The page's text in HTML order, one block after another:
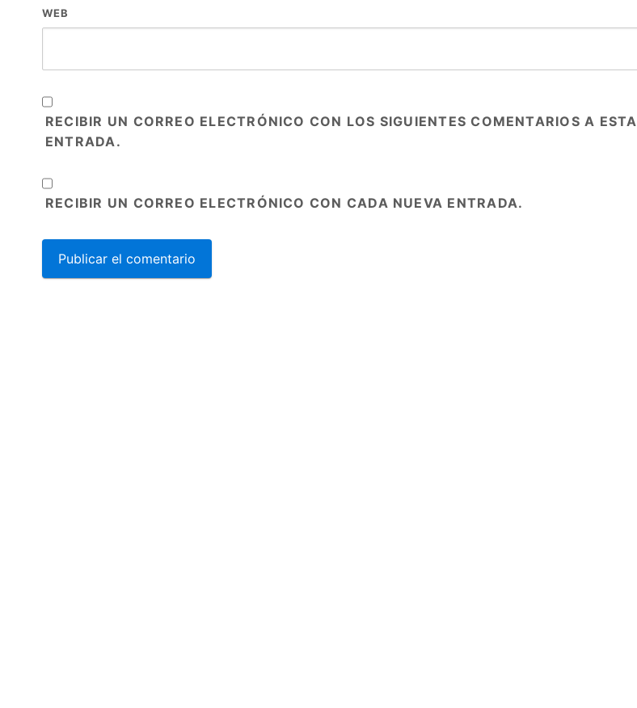
WEB
RECIBIR UN CORREO ELECTRÓNICO CON LOS SIGUIENTES COMENTARIOS A ESTA
ENTRADA.
RECIBIR UN CORREO ELECTRÓNICO CON CADA NUEVA ENTRADA.